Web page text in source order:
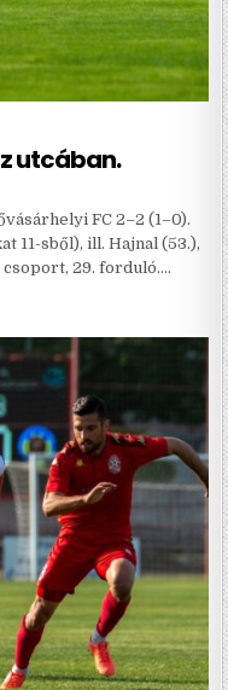
utcában.
FC 2–2 (1–0).
11-sből), ill. Hajnal (53.),
csoport, 29. forduló….